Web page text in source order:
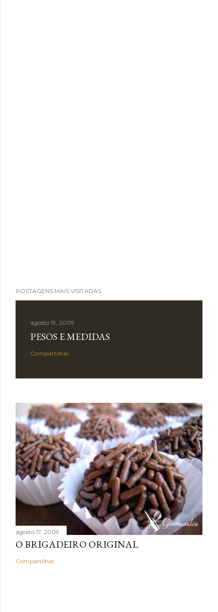
POSTAGENS MAIS VISITADAS
agosto 19, 2009
PESOS E MEDIDAS
Compartilhar
agosto 17, 2009
O BRIGADEIRO ORIGINAL
Compartilhar